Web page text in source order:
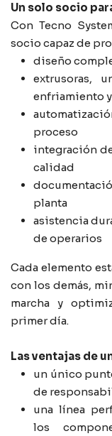
Un solo socio
Con Tecno
socio capaz de
diseño
extrusoras,
enfriamiento
proceso
integración
calidad
planta
asistencia
de operarios
Cada elemento
con los demás,
marcha y
primer día.
Las ventajas de
un único
de
una línea
los